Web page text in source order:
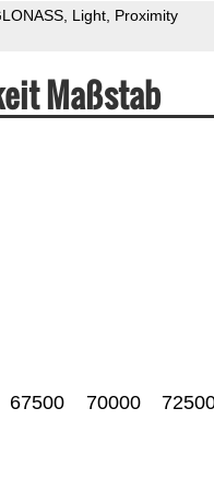
Light Proximity
Maßstab
67500 70000